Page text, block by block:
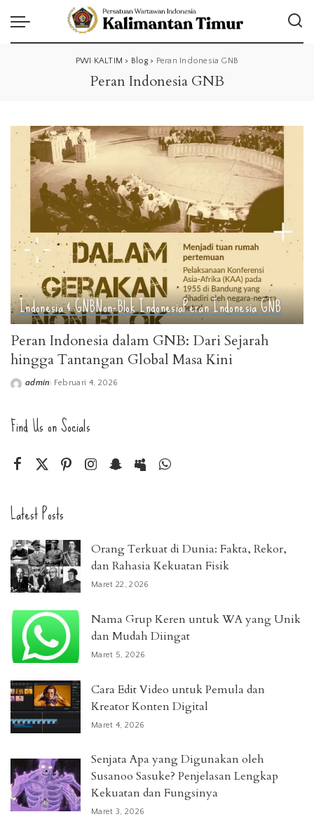
PWI KALTIM > Blog> Peran Indonesia GNB
Peran Indonesia GNB
Indonesia & GNBNon-Blok IndonesiaPeran Indonesia GNB
Peran Indonesia dalam GNB: Dari Sejarah
hingga Tantangan Global Masa Kini
Posted
admin Februari 4, 2026
Find Us on Socials
Latest Posts
Orang Terkuat di Dunia: Fakta, Rekor,
dan Rahasia Kekuatan Fisik
Maret 22, 2026
Nama Grup Keren untuk WA yang Unik
dan Mudah Diingat
Maret 5, 2026
Cara Edit Video untuk Pemula dan
Kreator Konten Digital
Maret 4, 2026
Senjata Apa yang Digunakan oleh
Susanoo Sasuke? Penjelasan Lengkap
Kekuatan dan Fungsinya
Maret 3, 2026